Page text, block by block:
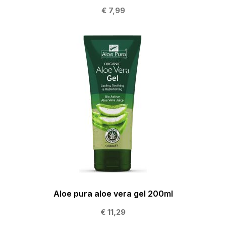
€ 7,99
Aloe pura aloe vera gel 200ml
€ 11,29